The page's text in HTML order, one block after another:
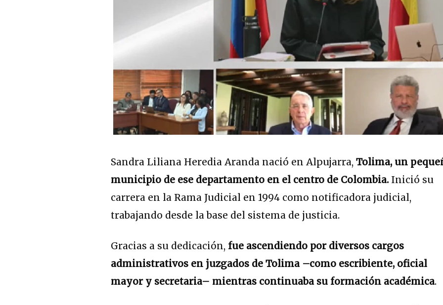
Sandra Liliana Heredia Aranda nació en Alpujarra,Tolima, un
municipio de ese departamento en el centro de Colombia. Inició su
carrera en la Rama Judicial en 1994 como notificadora judicial,
trabajando desde la base del sistema de justicia.
Gracias a su dedicación, fue ascendiendo por diversos cargos
administrativos en juzgados de Tolima –como escribiente, oficial
mayor y secretaria– mientras continuaba su formación académica.